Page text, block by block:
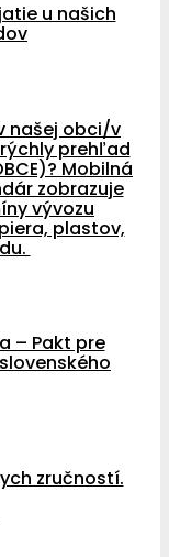
u našich
našej obci/v
prehľad
Mobilná
zobrazuje
vývozu
plastov,
– Pakt pre
zručností.